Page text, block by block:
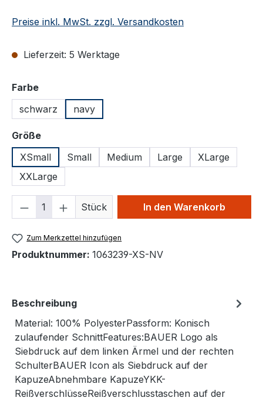
Preise inkl. MwSt. zzgl. Versandkosten
Lieferzeit: 5 Werktage
Farbeauswählen
schwarz
navy
Größeauswählen
XSmall
Small Medium Large
XLarge
XXLarge
Produkt Anzahl: Gib den
Stück In den Warenkorb
Zum Merkzettel hinzufügen
Produktnummer: 1063239-XS-NV
Beschreibung
Material: 100% PolyesterPassform: Konisch
zulaufender SchnittFeatures:BAUER Logo als
Siebdruck auf dem linken Ärmel und der rechten
SchulterBAUER Icon als Siebdruck auf der
KapuzeAbnehmbare KapuzeYKK-
ReißverschlüsseReißverschlusstaschen auf der